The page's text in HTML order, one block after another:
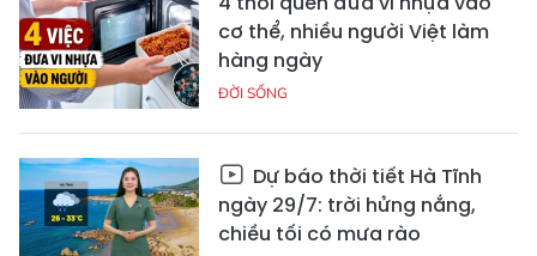
cơ thể, nhiều người Việt làm
hàng ngày
ĐỜI SỐNG
Dự báo thời tiết Hà Tĩnh
ngày 29/7: trời hửng nắng,
chiều tối có mưa rào